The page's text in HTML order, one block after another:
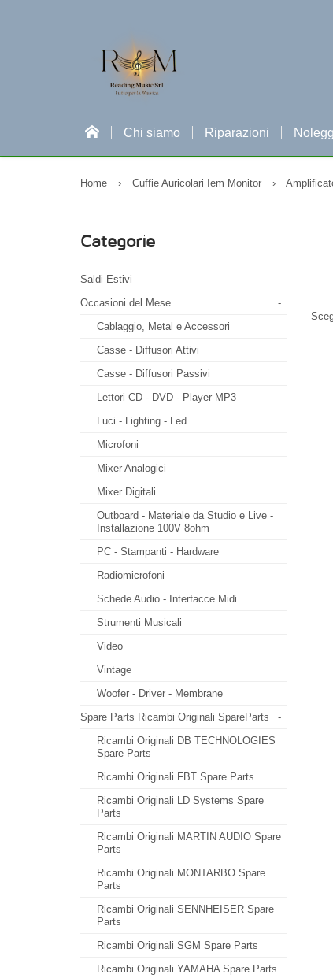
Chi siamo Riparazioni
Home › Cuffie Auricolari Iem Monitor ›
Categorie
Saldi Estivi
-
Occasioni del Mese
Cablaggio, Metal e Accessori
Casse - Diffusori Attivi
Casse - Diffusori Passivi
Lettori CD - DVD - Player MP3
Luci - Lighting - Led
Microfoni
Mixer Analogici
Mixer Digitali
Outboard - Materiale da Studio e Live -
Installazione 100V 8ohm
PC - Stampanti - Hardware
Radiomicrofoni
Schede Audio - Interfacce Midi
Strumenti Musicali
Video
Vintage
Woofer - Driver - Membrane
-
Spare Parts Ricambi Originali SpareParts
Ricambi Originali DB TECHNOLOGIES
Spare Parts
Ricambi Originali FBT Spare Parts
Ricambi Originali LD Systems Spare
Parts
Ricambi Originali MARTIN AUDIO Spare
Parts
Ricambi Originali MONTARBO Spare
Parts
Ricambi Originali SENNHEISER Spare
Parts
Ricambi Originali SGM Spare Parts
Ricambi Originali YAMAHA Spare Parts